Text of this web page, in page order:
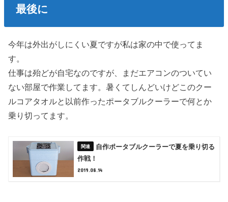
最後に
今年は外出がしにくい夏ですが私は家の中で使ってま
す。
仕事は殆どが自宅なのですが、まだエアコンのついてい
ない部屋で作業してます。暑くてしんどいけどこのクー
ルコアタオルと以前作ったポータブルクーラーで何とか
乗り切ってます。
自作ポータブルクーラーで夏を乗り切る
作戦！
2019.08.14